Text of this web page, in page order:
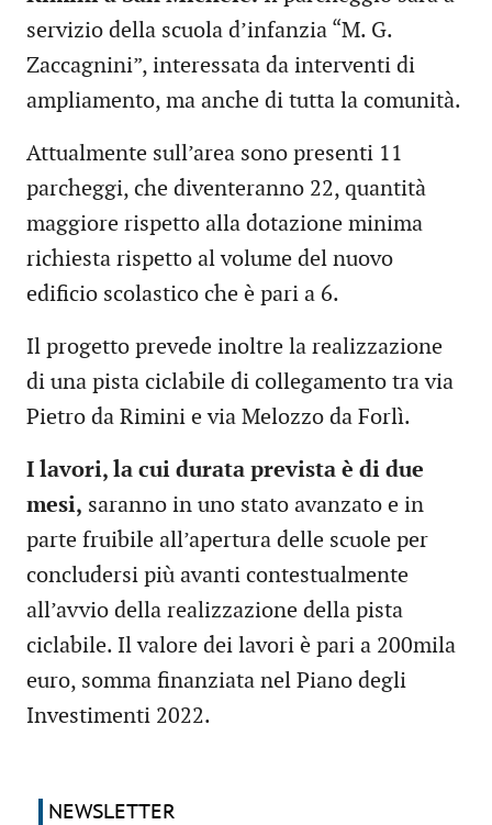
servizio della scuola d’infanzia “M. G.
Zaccagnini”, interessata da interventi di
ampliamento, ma anche di tutta la comunità.
Attualmente sull’area sono presenti 11
parcheggi, che diventeranno 22, quantità
maggiore rispetto alla dotazione minima
richiesta rispetto al volume del nuovo
edificio scolastico che è pari a 6.
Il progetto prevede inoltre la realizzazione
di una pista ciclabile di collegamento tra via
Pietro da Rimini e via Melozzo da Forlì.
I lavori, la cui durata prevista è di due
mesi, saranno in uno stato avanzato e in
parte fruibile all’apertura delle scuole per
concludersi più avanti contestualmente
all’avvio della realizzazione della pista
ciclabile. Il valore dei lavori è pari a 200mila
euro, somma finanziata nel Piano degli
Investimenti 2022.
NEWSLETTER